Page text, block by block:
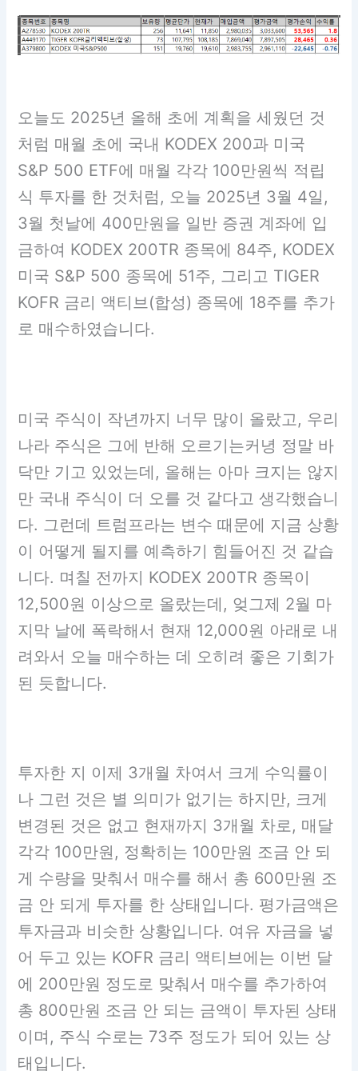
오늘도 2025년 올해 초에 계획을 세웠던 것
처럼 매월 초에 국내 KODEX 200과 미국
S&P 500 ETF에 매월 각각 100만원씩 적립
식 투자를 한 것처럼, 오늘 2025년 3월 4일,
3월 첫날에 400만원을 일반 증권 계좌에 입
금하여 KODEX 200TR 종목에 84주, KODEX
미국 S&P 500 종목에 51주, 그리고 TIGER
KOFR 금리 액티브(합성) 종목에 18주를 추가
로 매수하였습니다.
미국 주식이 작년까지 너무 많이 올랐고, 우리
나라 주식은 그에 반해 오르기는커녕 정말 바
닥만 기고 있었는데, 올해는 아마 크지는 않지
만 국내 주식이 더 오를 것 같다고 생각했습니
다. 그런데 트럼프라는 변수 때문에 지금 상황
이 어떻게 될지를 예측하기 힘들어진 것 같습
니다. 며칠 전까지 KODEX 200TR 종목이
12,500원 이상으로 올랐는데, 엊그제 2월 마
지막 날에 폭락해서 현재 12,000원 아래로 내
려와서 오늘 매수하는 데 오히려 좋은 기회가
된 듯합니다.
투자한 지 이제 3개월 차여서 크게 수익률이
나 그런 것은 별 의미가 없기는 하지만, 크게
변경된 것은 없고 현재까지 3개월 차로, 매달
각각 100만원, 정확히는 100만원 조금 안 되
게 수량을 맞춰서 매수를 해서 총 600만원 조
금 안 되게 투자를 한 상태입니다. 평가금액은
투자금과 비슷한 상황입니다. 여유 자금을 넣
어 두고 있는 KOFR 금리 액티브에는 이번 달
에 200만원 정도로 맞춰서 매수를 추가하여
총 800만원 조금 안 되는 금액이 투자된 상태
이며, 주식 수로는 73주 정도가 되어 있는 상
태입니다.